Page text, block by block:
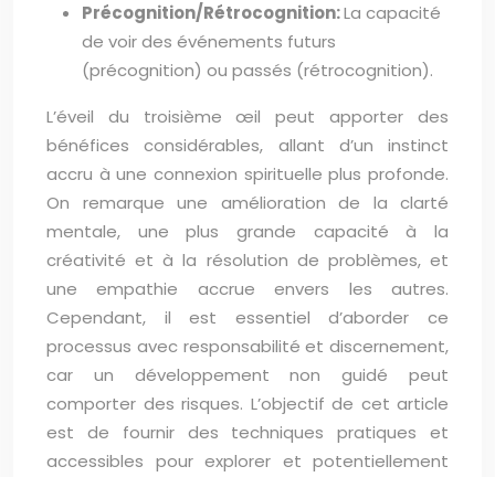
Précognition/Rétrocognition:La capacité
de voir des événements futurs
(précognition) ou passés (rétrocognition).
L’éveil du troisième œil peut apporter des
bénéfices considérables, allant d’un instinct
accru à une connexion spirituelle plus profonde.
On remarque une amélioration de la clarté
mentale, une plus grande capacité à la
créativité et à la résolution de problèmes, et
une empathie accrue envers les autres.
Cependant, il est essentiel d’aborder ce
processus avec responsabilité et discernement,
car un développement non guidé peut
comporter des risques. L’objectif de cet article
est de fournir des techniques pratiques et
accessibles pour explorer et potentiellement